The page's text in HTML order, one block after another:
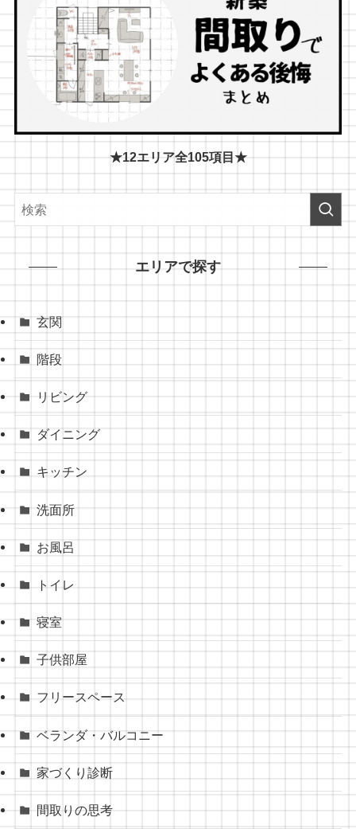
★12エリア全105項目★
エリアで探す
玄関
階段
リビング
ダイニング
キッチン
洗面所
お風呂
トイレ
寝室
子供部屋
フリースペース
ベランダ・バルコニー
家づくり診断
間取りの思考